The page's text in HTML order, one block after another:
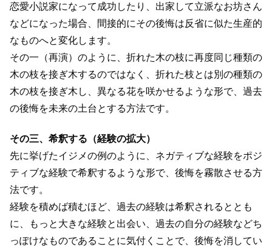
恋愛小説家になって成功したり、出家して立派なお坊さん
などになった場合、間接的にその後悔は反省に似た生産的
なものへと変化します。
その一（再演）のように、折れた木の枝に再度同じ種類の
木の枝を接ぎ木するのではなく、折れた枝とは別の種類の
木の枝を接ぎ木し、異なる花を咲かせるような形で、過去
の後悔を未来の土台とする方法です。
その三、希釈する（経験の拡大）
先に挙げたイジメの例のように、ネガティブな経験をポジ
ティブな経験で希釈するような形で、後悔を霧散させる方
法です。
経験を積めば積むほど、過去の経験は希釈されるととも
に、もっと大きな経験と出会い、過去の自分の経験などち
っぽけなものであることに気付くことで、後悔を消してい